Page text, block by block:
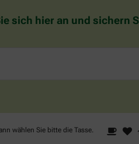
sich hier an und sichern
wählen Sie bitte die Tasse
Sind
Sie
1